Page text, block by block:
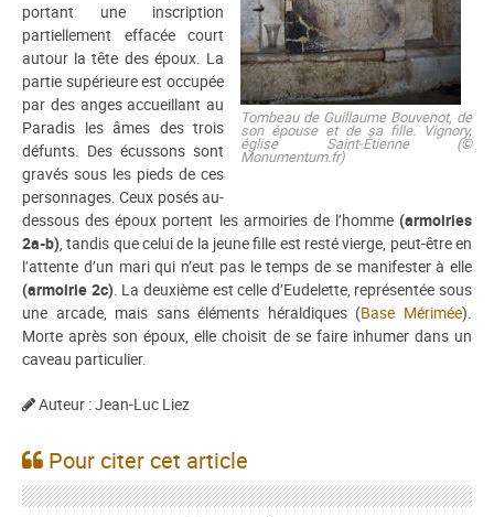
Tombeau de Guillaume Bouvenot, de
son épouse et de sa fille. Vignory,
église Saint-Étienne (©
Monumentum.fr)
portant une inscription
partiellement effacée court
autour la tête des époux. La
partie supérieure est occupée
par des anges accueillant au
Paradis les âmes des trois
défunts. Des écussons sont
gravés sous les pieds de ces
personnages. Ceux posés au-
dessous des époux portent les armoiries de l’homme (armoiries
2a-b), tandis que celui de la jeune fille est resté vierge, peut-être en
l’attente d’un mari qui n’eut pas le temps de se manifester à elle
(armoirie 2c). La deuxième est celle d’Eudelette, représentée sous
une arcade, mais sans éléments héraldiques (Base Mérimée).
Morte après son époux, elle choisit de se faire inhumer dans un
caveau particulier.
Auteur : Jean-Luc Liez
Pour citer cet article